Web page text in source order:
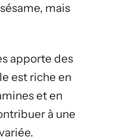
mais
apporte des
est riche en
et en
à une